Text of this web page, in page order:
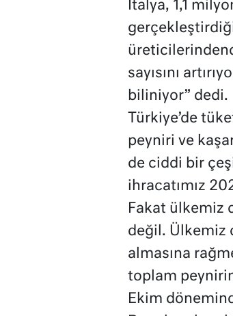
İtalya, 1,1
sayısını
biliniyor” dedi.
Türkiye’de
peyniri ve
de ciddi bir
ihracatımız
Fakat ülkemiz
değil. Ülkemiz
almasına
toplam
Ekim